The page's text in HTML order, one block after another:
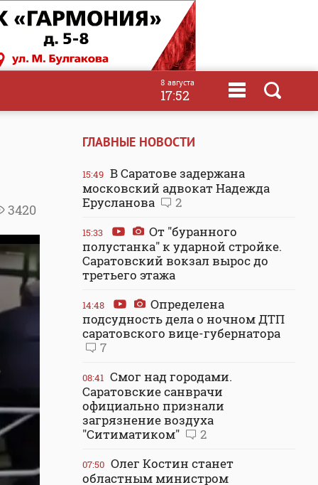
8 августа
17:52
3420
ГЛАВНЫЕ НОВОСТИ
15:49 В Саратове задержана
московский адвокат Надежда
Ерусланова
2
15:33
От "буранного
полустанка" к ударной стройке.
Саратовский вокзал вырос до
третьего этажа
14:48
Определена
подсудность дела о ночном ДТП
саратовского вице-губернатора
7
08:41 Смог над городами.
Саратовские санврачи
официально признали
загрязнение воздуха
"Ситиматиком"
2
07:50 Олег Костин станет
областным министром